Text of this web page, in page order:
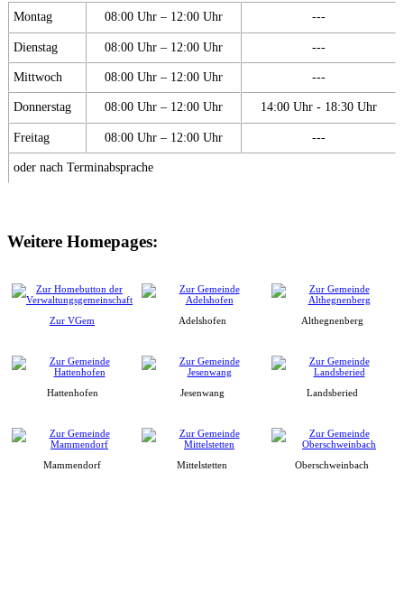
Montag 08:00 Uhr – 12:00 Uhr ---
Dienstag 08:00 Uhr – 12:00 Uhr ---
Mittwoch 08:00 Uhr – 12:00 Uhr ---
Donnerstag 08:00 Uhr – 12:00 Uhr 14:00 Uhr - 18:30 Uhr
Freitag 08:00 Uhr – 12:00 Uhr ---
oder nach Terminabsprache
Weitere Homepages:
Zur VGem Adelshofen Althegnenberg
Hattenhofen Jesenwang Landsberied
Mammendorf Mittelstetten Oberschweinbach